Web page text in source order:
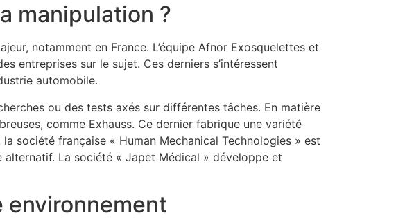
manipulation ?
notamment en France. L’équipe Afnor Exosquelettes et
entreprises sur le sujet. Ces derniers s’intéressent
automobile.
ou des tests axés sur différentes tâches. En matière
comme Exhauss. Ce dernier fabrique une variété
société française « Human Mechanical Technologies » est
La société « Japet Médical » développe et
environnement